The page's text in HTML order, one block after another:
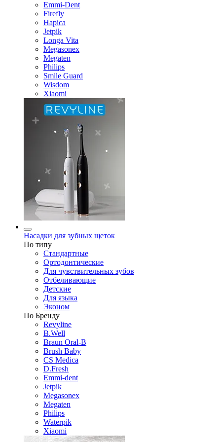
Emmi-Dent
Firefly
Hapica
Jetpik
Longa Vita
Megasonex
Megaten
Philips
Smile Guard
Wisdom
Xiaomi
Насадки для зубных щеток
По типу
Стандартные
Ортодонтические
Для чувствительных зубов
Отбеливающие
Детские
Для языка
Эконом
По Бренду
Revyline
B.Well
Braun Oral-B
Brush Baby
CS Medica
D.Fresh
Emmi-dent
Jetpik
Megasonex
Megaten
Philips
Waterpik
Xiaomi